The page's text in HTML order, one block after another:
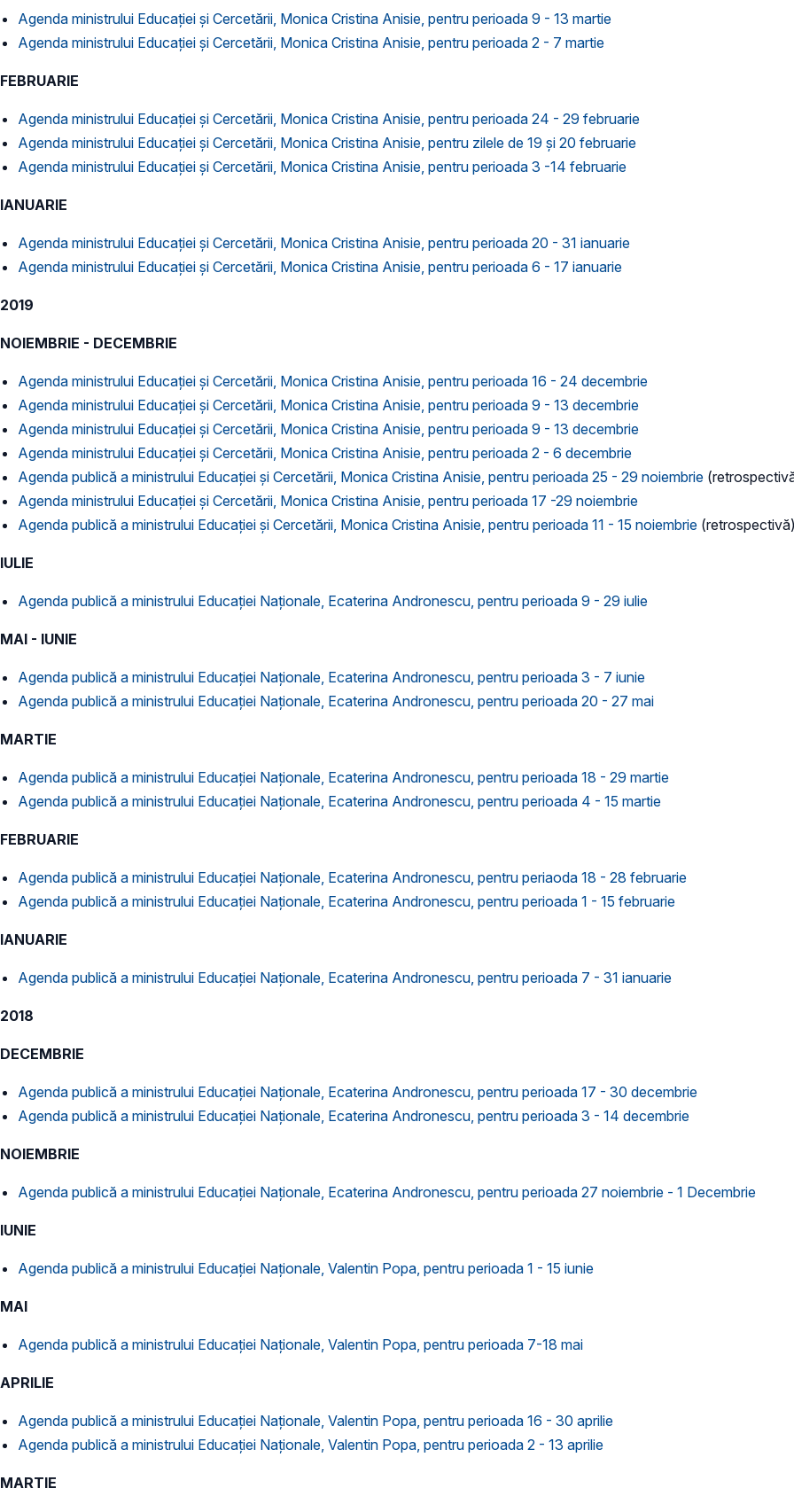
Agenda ministrului Educației și Cercetării, Monica Cristina Anisie, pentru perioada 9 - 13 martie
Agenda ministrului Educației și Cercetării, Monica Cristina Anisie, pentru perioada 2 - 7 martie
FEBRUARIE
Agenda ministrului Educației și Cercetării, Monica Cristina Anisie, pentru perioada 24 - 29 februarie
Agenda ministrului Educației și Cercetării, Monica Cristina Anisie, pentru zilele de 19 și 20 februarie
Agenda ministrului Educației și Cercetării, Monica Cristina Anisie, pentru perioada 3 -14 februarie
IANUARIE
Agenda ministrului Educației și Cercetării, Monica Cristina Anisie, pentru perioada 20 - 31 ianuarie
Agenda ministrului Educației și Cercetării, Monica Cristina Anisie, pentru perioada 6 - 17 ianuarie
2019
NOIEMBRIE - DECEMBRIE
Agenda ministrului Educației și Cercetării, Monica Cristina Anisie, pentru perioada 16 - 24 decembrie
Agenda ministrului Educației și Cercetării, Monica Cristina Anisie, pentru perioada 9 - 13 decembrie
Agenda ministrului Educației și Cercetării, Monica Cristina Anisie, pentru perioada 9 - 13 decembrie
Agenda ministrului Educației și Cercetării, Monica Cristina Anisie, pentru perioada 2 - 6 decembrie
Agenda publică a ministrului Educației și Cercetării, Monica Cristina Anisie, pentru perioada 25 - 29 noiembrie
Agenda ministrului Educației și Cercetării, Monica Cristina Anisie, pentru perioada 17 -29 noiembrie
Agenda publică a ministrului Educației și Cercetării, Monica Cristina Anisie, pentru perioada 11 - 15 noiembrie
IULIE
Agenda publică a ministrului Educației Naționale, Ecaterina Andronescu, pentru perioada 9 - 29 iulie
MAI - IUNIE
Agenda publică a ministrului Educației Naționale, Ecaterina Andronescu, pentru perioada 3 - 7 iunie
Agenda publică a ministrului Educației Naționale, Ecaterina Andronescu, pentru perioada 20 - 27 mai
MARTIE
Agenda publică a ministrului Educației Naționale, Ecaterina Andronescu, pentru perioada 18 - 29 martie
Agenda publică a ministrului Educației Naționale, Ecaterina Andronescu, pentru perioada 4 - 15 martie
FEBRUARIE
Agenda publică a ministrului Educației Naționale, Ecaterina Andronescu, pentru periaoda 18 - 28 februarie
Agenda publică a ministrului Educației Naționale, Ecaterina Andronescu, pentru perioada 1 - 15 februarie
IANUARIE
Agenda publică a ministrului Educației Naționale, Ecaterina Andronescu, pentru perioada 7 - 31 ianuarie
2018
DECEMBRIE
Agenda publică a ministrului Educației Naționale, Ecaterina Andronescu, pentru perioada 17 - 30 decembrie
Agenda publică a ministrului Educației Naționale, Ecaterina Andronescu, pentru perioada 3 - 14 decembrie
NOIEMBRIE
Agenda publică a ministrului Educației Naționale, Ecaterina Andronescu, pentru perioada 27 noiembrie - 1 Decembrie
IUNIE
Agenda publică a ministrului Educației Naționale, Valentin Popa, pentru perioada 1 - 15 iunie
MAI
Agenda publică a ministrului Educației Naționale, Valentin Popa, pentru perioada 7-18 mai
APRILIE
Agenda publică a ministrului Educației Naționale, Valentin Popa, pentru perioada 16 - 30 aprilie
Agenda publică a ministrului Educației Naționale, Valentin Popa, pentru perioada 2 - 13 aprilie
MARTIE